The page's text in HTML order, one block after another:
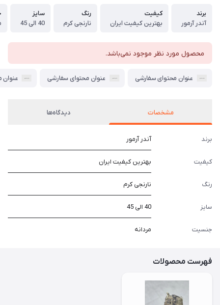
برند
آندر آرمور
کیفیت
بهترین کیفیت ایران
رنگ
نارنجی کرم
سایز
40 الی 45
محصول مورد نظر موجود نمی‌باشد.
عنوان محتوای سفارشی عنوان محتوای سفارشی عنوان
مشخصات دیدگاه‌ها
برند آندر آرمور
کیفیت بهترین کیفیت ایران
رنگ نارنجی کرم
سایز 40 الی 45
جنسیت مردانه
فهرست محصولات